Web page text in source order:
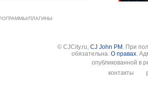
ПЛАГИНЫ
© CJCity.ru, CJ John PM . При
обязательна. О правах.
опубликованной в
контакты